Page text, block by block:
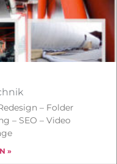
– Folder
– SEO – Video
»